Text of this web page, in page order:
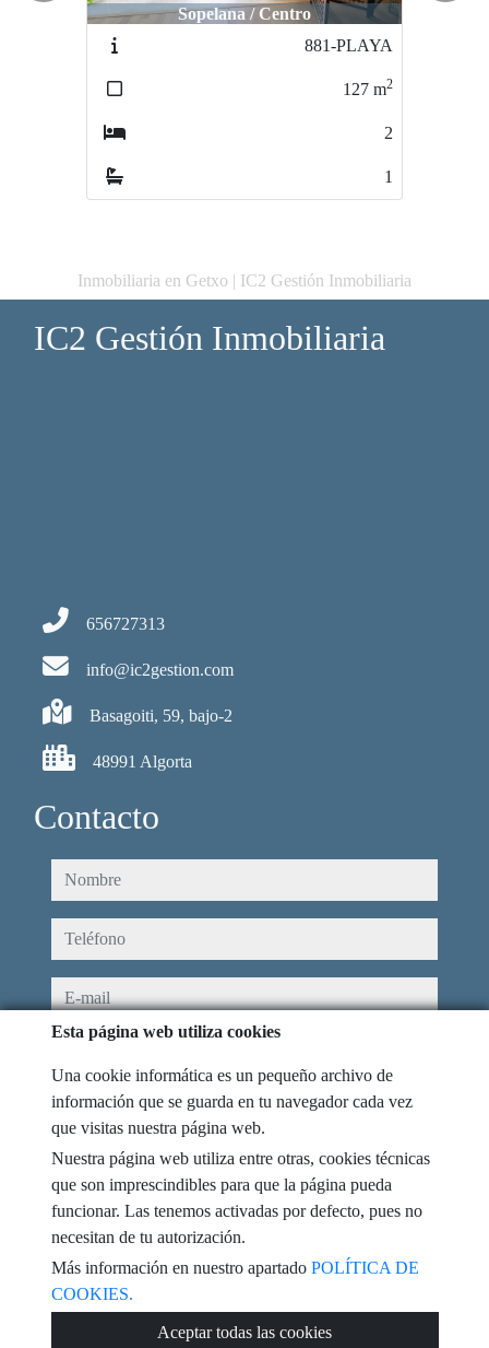
Sopelana / Centro
881-PLAYA
127 m2
2
1
Inmobiliaria en Getxo | IC2 Gestión Inmobiliaria
IC2 Gestión Inmobiliaria
656727313
info@ic2gestion.com
Basagoiti, 59, bajo-2
48991 Algorta
Contacto
nombre
teléfono
e-mail
mensaje
Captcha
Enviar
Esta página web utiliza cookies
Una cookie informática es un pequeño archivo de
información que se guarda en tu navegador cada vez
que visitas nuestra página web.
Nuestra página web utiliza entre otras, cookies técnicas
que son imprescindibles para que la página pueda
funcionar. Las tenemos activadas por defecto, pues no
necesitan de tu autorización.
Más información en nuestro apartado POLÍTICA DE
COOKIES.
Aceptar todas las cookies